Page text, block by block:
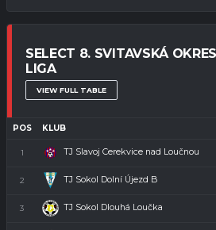
SELECT 8. SVITAVSKÁ
LIGA
VIEW FULL TABLE
POS KLUB
1 TJ Slavoj Cerekvice nad Loučnou
2 TJ Sokol Dolní Újezd B
3 TJ Sokol Dlouhá Loučka